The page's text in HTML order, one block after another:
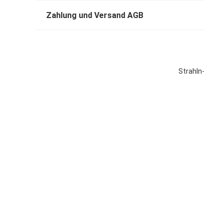
Zahlung und Versand AGB